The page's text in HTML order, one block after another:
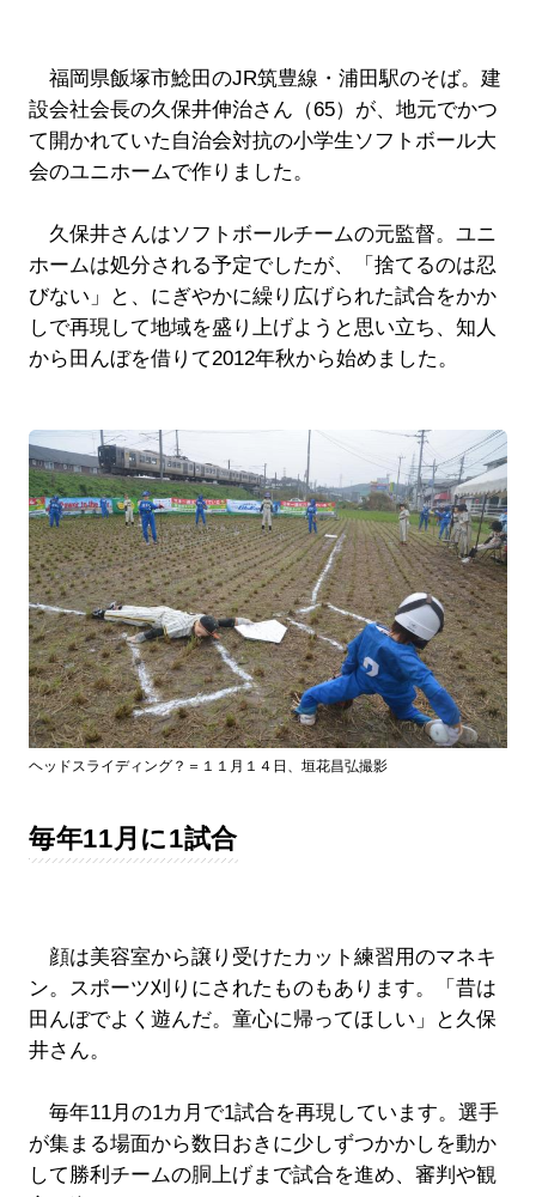
福岡県飯塚市鯰田のJR筑豊線・浦田駅のそば。建
設会社会長の久保井伸治さん（65）が、地元でかつ
て開かれていた自治会対抗の小学生ソフトボール大
会のユニホームで作りました。
久保井さんはソフトボールチームの元監督。ユニ
ホームは処分される予定でしたが、「捨てるのは忍
びない」と、にぎやかに繰り広げられた試合をかか
しで再現して地域を盛り上げようと思い立ち、知人
から田んぼを借りて2012年秋から始めました。
ヘッドスライディング？＝１１月１４日、垣花昌弘撮影
毎年11月に1試合
顔は美容室から譲り受けたカット練習用のマネキ
ン。スポーツ刈りにされたものもあります。「昔は
田んぼでよく遊んだ。童心に帰ってほしい」と久保
井さん。
毎年11月の1カ月で1試合を再現しています。選手
が集まる場面から数日おきに少しずつかかしを動か
して勝利チームの胴上げまで試合を進め、審判や観